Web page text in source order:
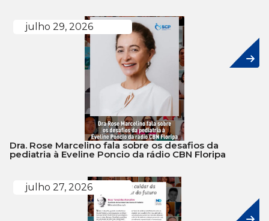
julho 29, 2026
Dra. Rose Marcelino fala sobre os desafios da
pediatria à Eveline Poncio da rádio CBN Floripa
julho 27, 2026